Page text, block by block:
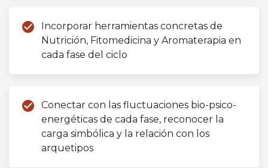
check_circle
Incorporar herramientas concretas de
Nutrición, Fitomedicina y Aromaterapia en
cada fase del ciclo
check_circle
Conectar con las fluctuaciones bio-psico-
energéticas de cada fase, reconocer la
carga simbólica y la relación con los
arquetipos